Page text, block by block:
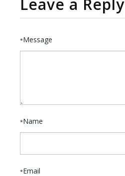
Leave a Reply
Message
*
Name
*
Email
*